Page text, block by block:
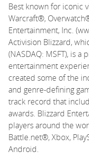
Best known for iconic
Warcraft®,
Entertainment, Inc.
Activision Blizzard,
(NASDAQ: MSFT), is
entertainment
created some of the
and genre-defining
track record that
awards. Blizzard
players around the
Battle.net®, Xbox,
Android.